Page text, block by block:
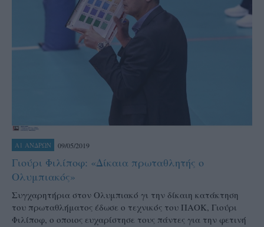
Α1 ΑΝΔΡΩΝ 09/05/2019
Γιούρι Φιλίποφ: «Δίκαια πρωταθλητής ο
Ολυμπιακός»
Συγχαρητήρια στον Ολυμπιακό γι την δίκαιη κατάκτηση
του πρωταθλήματος έδωσε ο τεχνικός του ΠΑΟΚ, Γιούρι
Φιλίποφ, ο οποιος ευχαρίστησε τους πάντες για την φετινή